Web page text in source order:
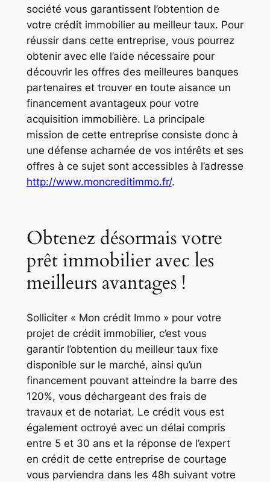
société vous garantissent l’obtention de
votre crédit immobilier au meilleur taux. Pour
réussir dans cette entreprise, vous pourrez
obtenir avec elle l’aide nécessaire pour
découvrir les offres des meilleures banques
partenaires et trouver en toute aisance un
financement avantageux pour votre
acquisition immobilière. La principale
mission de cette entreprise consiste donc à
une défense acharnée de vos intérêts et ses
offres à ce sujet sont accessibles à l’adresse
http://www.moncreditimmo.fr/.
Obtenez désormais votre
prêt immobilier avec les
meilleurs avantages !
Solliciter « Mon crédit Immo » pour votre
projet de crédit immobilier, c’est vous
garantir l’obtention du meilleur taux fixe
disponible sur le marché, ainsi qu’un
financement pouvant atteindre la barre des
120%, vous déchargeant des frais de
travaux et de notariat. Le crédit vous est
également octroyé avec un délai compris
entre 5 et 30 ans et la réponse de l’expert
en crédit de cette entreprise de courtage
vous parviendra dans les 48h suivant votre